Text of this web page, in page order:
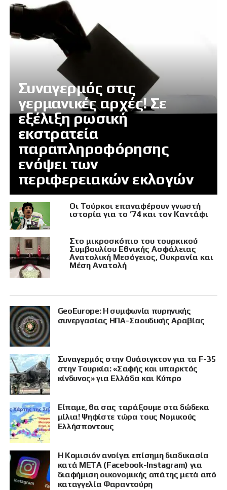
Συναγερμός στις
γερμανικές αρχές! Σε
εξέλιξη ρωσική
εκστρατεία
παραπληροφόρησης
ενόψει των
περιφερειακών εκλογών
Οι Τούρκοι επαναφέρουν γνωστή
ιστορία για το ’74 και τον Καντάφι
Στο μικροσκόπιο του τουρκικού
Συμβουλίου Εθνικής Ασφάλειας
Ανατολική Μεσόγειος, Ουκρανία και
Μέση Ανατολή
GeoEurope: Η συμφωνία πυρηνικής
συνεργασίας ΗΠΑ-Σαουδικής Αραβίας
Συναγερμός στην Ουάσιγκτον για τα F-35
στην Τουρκία: «Σαφής και υπαρκτός
κίνδυνος» για Ελλάδα και Κύπρο
Είπαμε, θα σας ταράξουμε στα δώδεκα
μίλια! Ψηφίστε τώρα τους Νομικούς
Ελλήσποντους
Η Κομισιόν ανοίγει επίσημη διαδικασία
κατά META (Facebook-Instagram) για
διαφήμιση οικονομικής απάτης μετά από
καταγγελία Φαραντούρη